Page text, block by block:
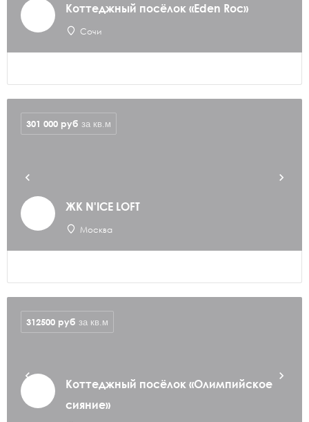
Коттеджный посёлок «Eden Roc»
Сочи
ЖК N'ICE LOFT
Москва
301 000 руб за кв.м
Коттеджный посёлок «Олимпийское
сияние»
312500 руб за кв.м